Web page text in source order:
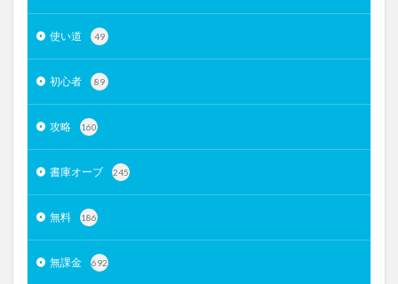
使い道 49
初心者 89
攻略 160
書庫オーブ 245
無料 186
無課金 692